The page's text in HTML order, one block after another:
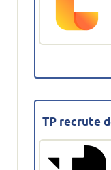
TP recrute